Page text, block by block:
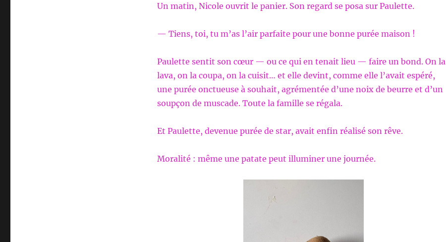
Un matin, Nicole ouvrit le panier. Son regard se posa sur Paulette.
— Tiens, toi, tu m’as l’air parfaite pour une bonne purée maison !
Paulette sentit son cœur — ou ce qui en tenait lieu — faire un bond. On la
lava, on la coupa, on la cuisit… et elle devint, comme elle l’avait espéré,
une purée onctueuse à souhait, agrémentée d’une noix de beurre et d’un
soupçon de muscade. Toute la famille se régala.
Et Paulette, devenue purée de star, avait enfin réalisé son rêve.
Moralité : même une patate peut illuminer une journée.